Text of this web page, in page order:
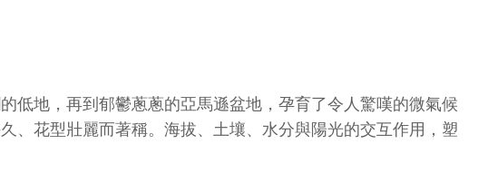
低地，再到郁鬱蔥蔥的亞馬遜盆地，孕育了令人驚嘆的微氣候
、花型壯麗而著稱。海拔、土壤、水分與陽光的交互作用，塑